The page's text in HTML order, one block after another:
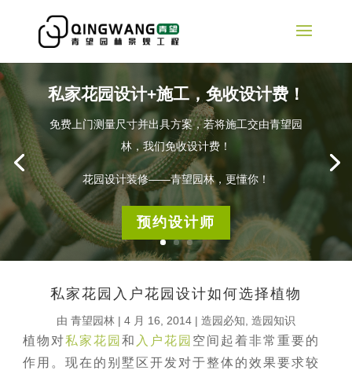
私家花园设计+施工，免收设计费！
免费上门测量尺寸并出具方案，若将施工交由青望园
林，我们免收设计费！
花园设计装修——青望园林，更懂你！
预约设计师
私家花园入户花园设计如何选择植物
由 青望园林 | 4 月 16, 2014 | 造园必知 造园知识
植物对私家花园和 入户花园 空间起着非常重要的
作用。现在的别墅区开发对于整体的效果要求较